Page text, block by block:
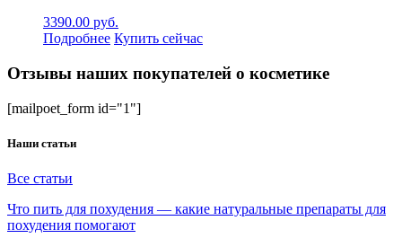
3390.00 руб.
Подробнее Купить сейчас
Отзывы наших покупателей о косметике
[mailpoet_form id="1"]
Наши статьи
Все статьи
Что пить для похудения — какие натуральные препараты для
похудения помогают